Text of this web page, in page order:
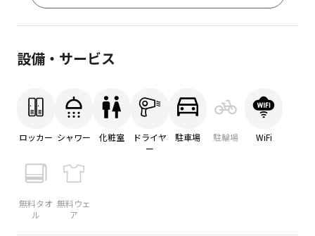
設備・サービス
ロッカー シャワー 化粧室
ドライヤ
ー
駐車場 駐輪場 WiFi
無料タオ
ル
無料ウェ
ア